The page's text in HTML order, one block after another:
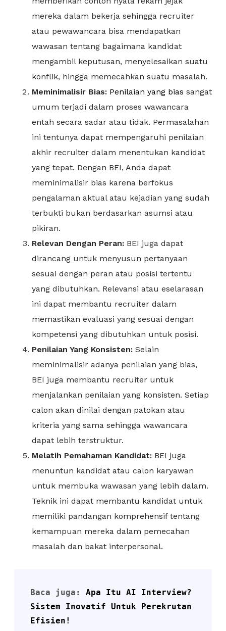
mereka dalam bekerja sehingga recruiter
atau pewawancara bisa mendapatkan
wawasan tentang bagaimana kandidat
mengambil keputusan, menyelesaikan suatu
konflik, hingga memecahkan suatu masalah.
Meminimalisir Bias: Penilaian yang bias sangat
umum terjadi dalam proses wawancara
entah secara sadar atau tidak. Permasalahan
ini tentunya dapat mempengaruhi penilaian
akhir recruiter dalam menentukan kandidat
yang tepat. Dengan BEI, Anda dapat
meminimalisir bias karena berfokus
pengalaman aktual atau kejadian yang sudah
terbukti bukan berdasarkan asumsi atau
pikiran.
Relevan Dengan Peran: BEI juga dapat
dirancang untuk menyusun pertanyaan
sesuai dengan peran atau posisi tertentu
yang dibutuhkan. Relevansi atau eselarasan
ini dapat membantu recruiter dalam
memastikan evaluasi yang sesuai dengan
kompetensi yang dibutuhkan untuk posisi.
Penilaian Yang Konsisten: Selain
meminimalisir adanya penilaian yang bias,
BEI juga membantu recruiter untuk
menjalankan penilaian yang konsisten. Setiap
calon akan dinilai dengan patokan atau
kriteria yang sama sehingga wawancara
dapat lebih terstruktur.
Melatih Pemahaman Kandidat: BEI juga
menuntun kandidat atau calon karyawan
untuk membuka wawasan yang lebih dalam.
Teknik ini dapat membantu kandidat untuk
memiliki pandangan komprehensif tentang
kemampuan mereka dalam pemecahan
masalah dan bakat interpersonal.
Baca juga: Apa Itu AI Interview?
Sistem Inovatif Untuk Perekrutan
Efisien!